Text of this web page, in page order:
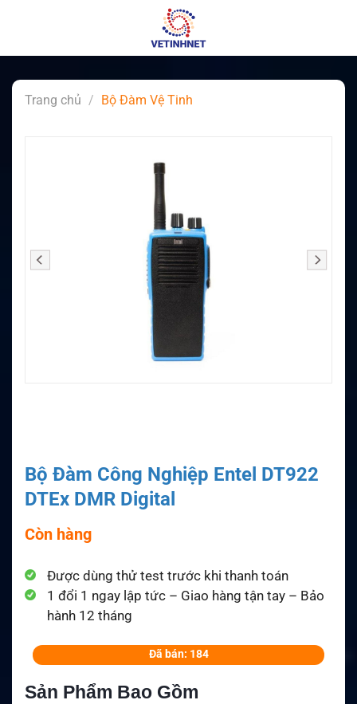
Trang chủ / Bộ Đàm Vệ Tinh
Bộ Đàm Công Nghiệp Entel DT922
DTEx DMR Digital
Còn hàng
Được dùng thử test trước khi thanh toán
1 đổi 1 ngay lập tức – Giao hàng tận tay – Bảo
hành 12 tháng
Đã bán: 184
Sản Phẩm Bao Gồm